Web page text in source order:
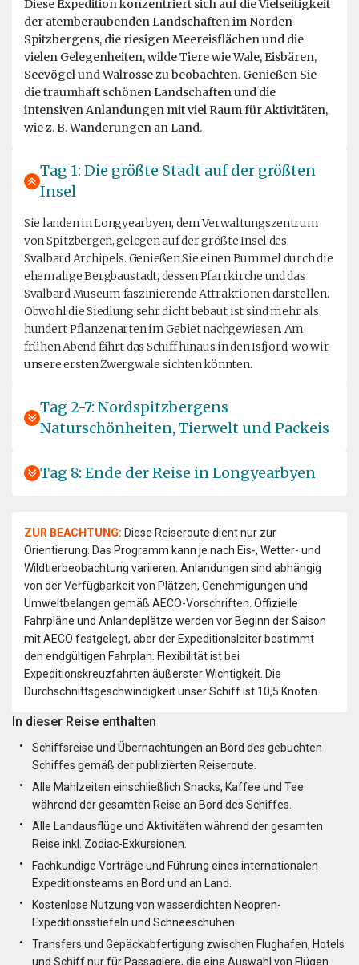
Diese Expedition konzentriert sich auf die Vielseitigkeit
der atemberaubenden Landschaften im Norden
Spitzbergens, die riesigen Meereisflächen und die
vielen Gelegenheiten, wilde Tiere wie Wale, Eisbären,
Seevögel und Walrosse zu beobachten. Genießen Sie
die traumhaft schönen Landschaften und die
intensiven Anlandungen mit viel Raum für Aktivitäten,
wie z. B. Wanderungen an Land.
Tag 1: Die größte Stadt auf der größten
Insel
Sie landen in Longyearbyen, dem Verwaltungszentrum
von Spitzbergen, gelegen auf der größte Insel des
Svalbard Archipels. Genießen Sie einen Bummel durch die
ehemalige Bergbaustadt, dessen Pfarrkirche und das
Svalbard Museum faszinierende Attraktionen darstellen.
Obwohl die Siedlung sehr dicht bebaut ist sind mehr als
hundert Pflanzenarten im Gebiet nachgewiesen. Am
frühen Abend fährt das Schiff hinaus in den Isfjord, wo wir
unsere ersten Zwergwale sichten könnten.
Tag 2-7: Nordspitzbergens
Naturschönheiten, Tierwelt und Packeis
Tag 8: Ende der Reise in Longyearbyen
ZUR BEACHTUNG: Diese Reiseroute dient nur zur
Orientierung. Das Programm kann je nach Eis-, Wetter- und
Wildtierbeobachtung variieren. Anlandungen sind abhängig
von der Verfügbarkeit von Plätzen, Genehmigungen und
Umweltbelangen gemäß AECO-Vorschriften. Offizielle
Fahrpläne und Anlandeplätze werden vor Beginn der Saison
mit AECO festgelegt, aber der Expeditionsleiter bestimmt
den endgültigen Fahrplan. Flexibilität ist bei
Expeditionskreuzfahrten äußerster Wichtigkeit. Die
Durchschnittsgeschwindigkeit unser Schiff ist 10,5 Knoten.
In dieser Reise enthalten
Schiffsreise und Übernachtungen an Bord des gebuchten
Schiffes gemäß der publizierten Reiseroute.
Alle Mahlzeiten einschließlich Snacks, Kaffee und Tee
während der gesamten Reise an Bord des Schiffes.
Alle Landausflüge und Aktivitäten während der gesamten
Reise inkl. Zodiac-Exkursionen.
Fachkundige Vorträge und Führung eines internationalen
Expeditionsteams an Bord und an Land.
Kostenlose Nutzung von wasserdichten Neopren-
Expeditionsstiefeln und Schneeschuhen.
Transfers und Gepäckabfertigung zwischen Flughafen, Hotels
und Schiff nur für Passagiere, die eine Auswahl von Flügen